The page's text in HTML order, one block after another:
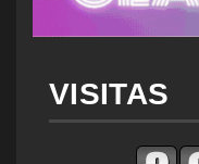
VISITAS